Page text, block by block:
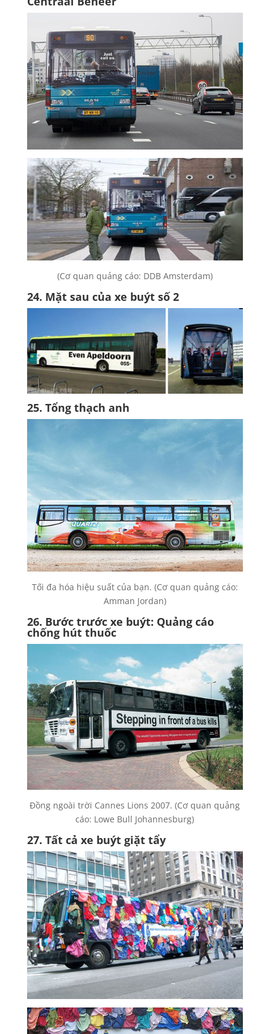
(Cơ quan quảng cáo: DDB Amsterdam)
24. Mặt sau của xe buýt số 2
25. Tổng thạch anh
Tối đa hóa hiệu suất của bạn. (Cơ quan quảng cáo:
Amman Jordan)
26. Bước trước xe buýt: Quảng cáo
chống hút thuốc
Đồng ngoài trời Cannes Lions 2007. (Cơ quan quảng
cáo: Lowe Bull Johannesburg)
27. Tất cả xe buýt giặt tẩy